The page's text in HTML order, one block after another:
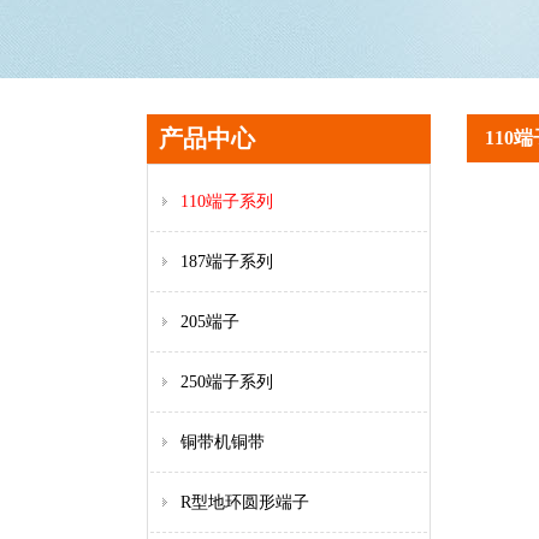
产品中心
110端子系列
187端子系列
205端子
250端子系列
铜带机铜带
R型地环圆形端子
110